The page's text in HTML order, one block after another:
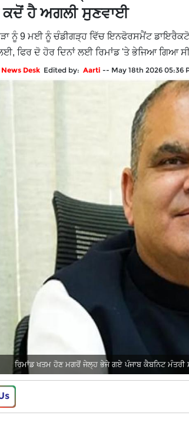
ਕਦੋਂ ਹੈ ਅਗਲੀ ਸੁਣਵਾਈ
ਨੂੰ 9 ਮਈ ਨੂੰ ਚੰਡੀਗੜ੍ਹ ਵਿੱਚ ਇਨਫੋਰਸਮੈਂਟ
ਫਿਰ ਦੋ ਹੋਰ ਦਿਨਾਂ ਲਈ ਰਿਮਾਂਡ 'ਤੇ ਭੇਜਿਆ ਗਿਆ
News Desk Edited by: Aarti -- May 18th 2026 05:36
ਰਿਮਾਂਡ ਖਤਮ ਹੋਣ ਮਗਰੋਂ ਜੇਲ੍ਹ ਭੇਜੇ ਗਏ ਪੰਜਾਬ ਕੈਬਨਿਟ